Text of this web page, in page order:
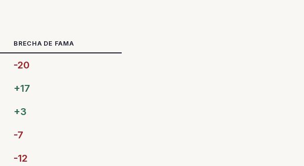
BRECHA DE FAMA
-20
+17
+3
-7
-12